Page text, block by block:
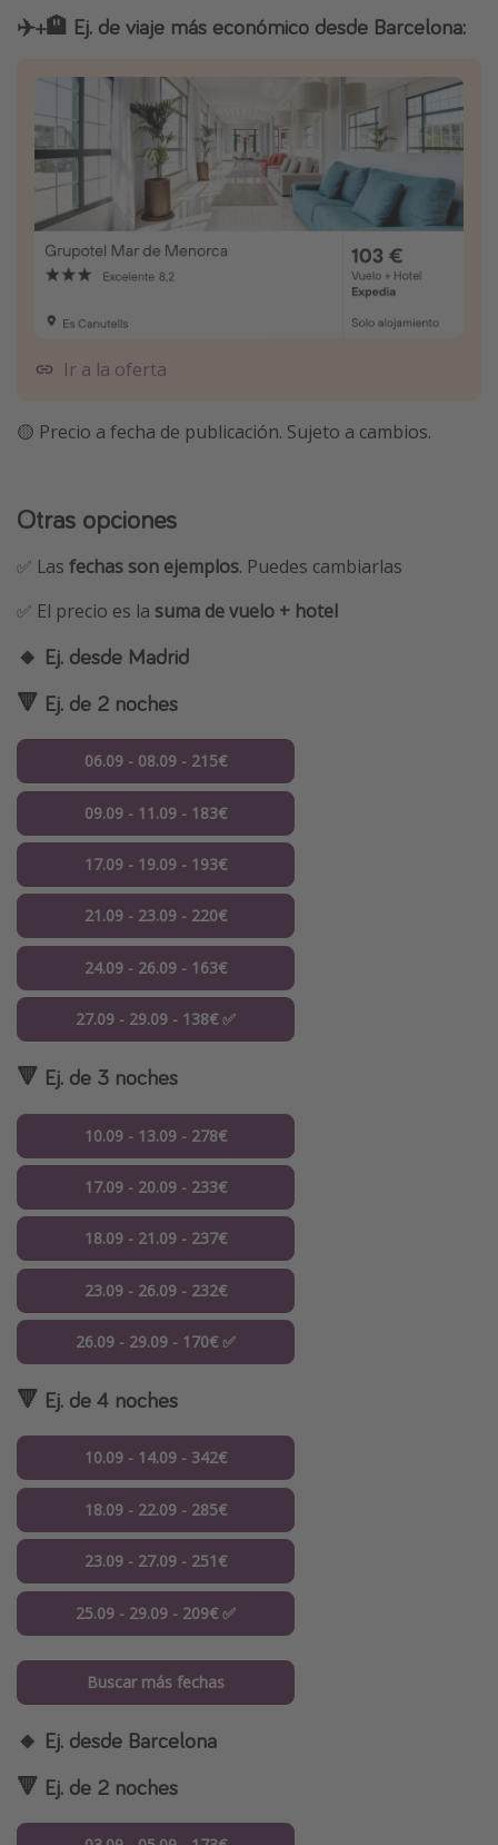
✈️+🏨 Ej. de viaje más económico desde Barcelona:
Ir a la oferta
🟡 Precio a fecha de publicación. Sujeto a cambios.
Otras opciones
✅ Las fechas son ejemplos. Puedes cambiarlas
✅ El precio es la suma de vuelo + hotel
🔸 Ej. desde Madrid
🔻 Ej. de 2 noches
06.09 - 08.09 - 215€
09.09 - 11.09 - 183€
17.09 - 19.09 - 193€
21.09 - 23.09 - 220€
24.09 - 26.09 - 163€
27.09 - 29.09 - 138€ ✅
🔻 Ej. de 3 noches
10.09 - 13.09 - 278€
17.09 - 20.09 - 233€
18.09 - 21.09 - 237€
23.09 - 26.09 - 232€
26.09 - 29.09 - 170€ ✅
🔻 Ej. de 4 noches
10.09 - 14.09 - 342€
18.09 - 22.09 - 285€
23.09 - 27.09 - 251€
25.09 - 29.09 - 209€ ✅
Buscar más fechas
🔸 Ej. desde Barcelona
🔻 Ej. de 2 noches